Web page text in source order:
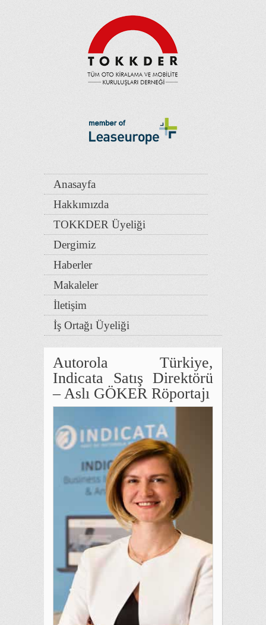
Anasayfa
Hakkımızda
TOKKDER Üyeliği
Dergimiz
Haberler
Makaleler
İletişim
İş Ortağı Üyeliği
Autorola Türkiye,
Indicata Satış Direktörü
– Aslı GÖKER Röportajı